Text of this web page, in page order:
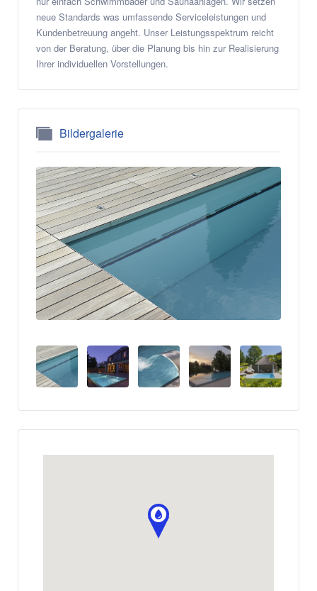
neue Standards was umfassende Serviceleistungen und
Kundenbetreuung angeht. Unser Leistungsspektrum reicht
von der Beratung, über die Planung bis hin zur Realisierung
Ihrer individuellen Vorstellungen.
Bildergalerie